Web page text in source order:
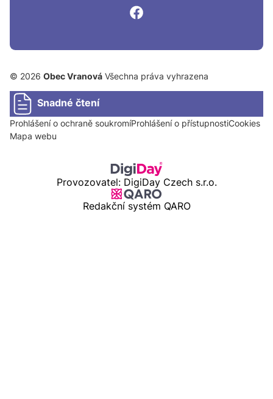
© 2026 Obec Vranová Všechna práva vyhrazena
Snadné čtení
Prohlášení o ochraně soukromíProhlášení o přístupnostiCookies
Mapa webu
Provozovatel: DigiDay Czech s.r.o.
Redakční systém QARO